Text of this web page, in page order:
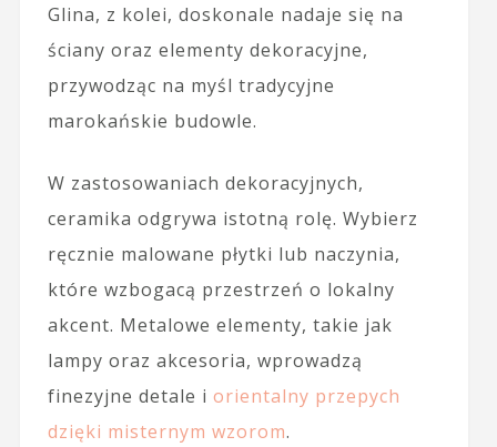
Glina, z kolei, doskonale nadaje się na
ściany oraz elementy dekoracyjne,
przywodząc na myśl tradycyjne
marokańskie budowle.
W zastosowaniach dekoracyjnych,
ceramika odgrywa istotną rolę. Wybierz
ręcznie malowane płytki lub naczynia,
które wzbogacą przestrzeń o lokalny
akcent. Metalowe elementy, takie jak
lampy oraz akcesoria, wprowadzą
finezyjne detale i orientalny przepych
dzięki misternym wzorom.